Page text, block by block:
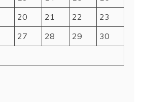
20 21 22
23
27 28 29
30